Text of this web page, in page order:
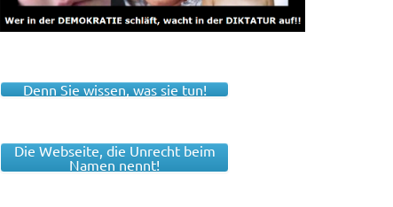
Denn Sie wissen, was sie tun!
Die Webseite, die Unrecht beim
Namen nennt!